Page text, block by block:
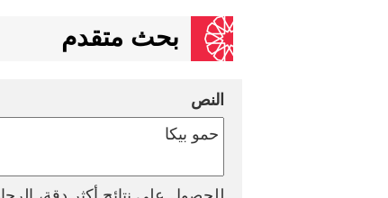
بحث متقدم
النص